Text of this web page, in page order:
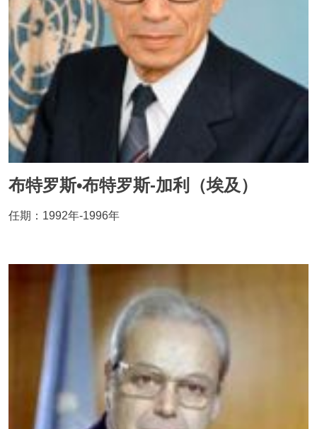
布特罗斯•布特罗斯-加利（埃及）
任期：1992年-1996年